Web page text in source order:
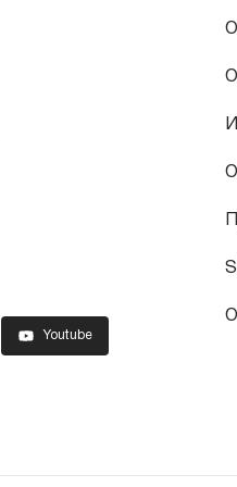
Youtube